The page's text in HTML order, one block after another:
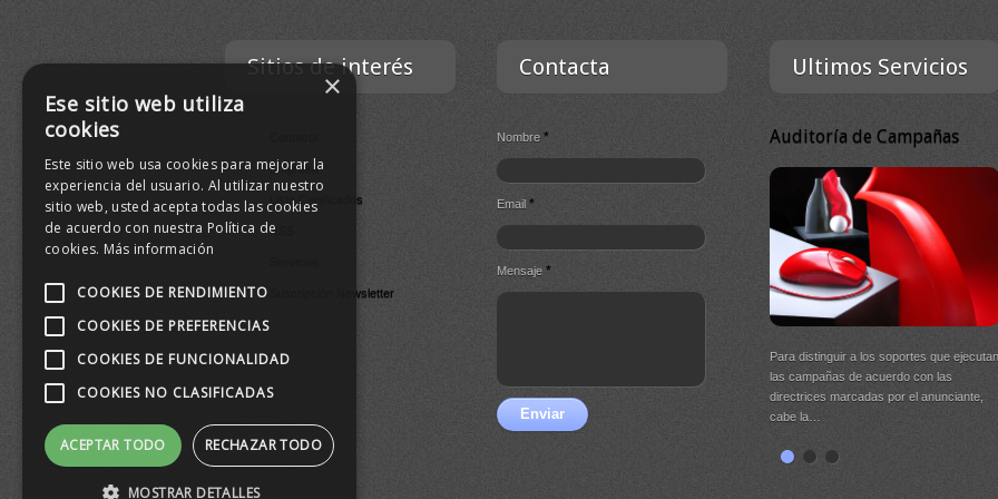
Sitios de interés
Empresa
Lista Certificados
RSS
Suscripción Newsletter
Contacta
Nombre*
Email*
Mensaje*
Enviar
Ultimos Servicios
Auditoría de Campañas
Para distinguir a los soportes que ejecutan
las campañas de acuerdo con las
directrices marcadas por el anunciante,
cabe la…
×
Ese sitio web utiliza
cookies
Este sitio web usa cookies para mejorar la
experiencia del usuario. Al utilizar nuestro
sitio web, usted acepta todas las cookies
de acuerdo con nuestra Política de
cookies. Más información
COOKIES DE RENDIMIENTO
COOKIES DE PREFERENCIAS
COOKIES DE FUNCIONALIDAD
COOKIES NO CLASIFICADAS
ACEPTAR TODO RECHAZAR TODO
MOSTRAR DETALLES